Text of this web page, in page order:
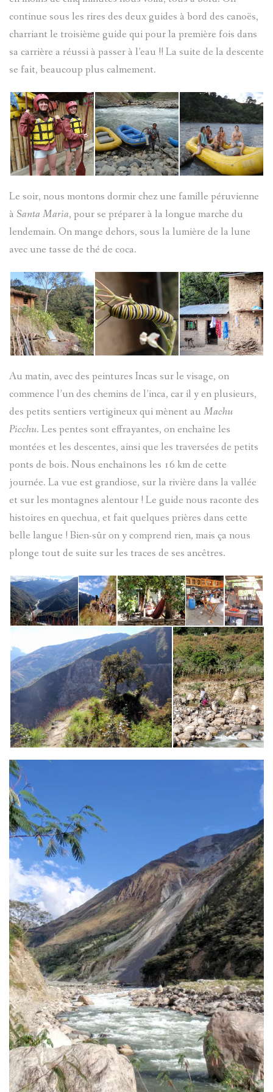
continue sous les rires des deux guides à bord des canoës,
charriant le troisième guide qui pour la première fois dans
sa carrière a réussi à passer à l’eau !! La suite de la descente
se fait, beaucoup plus calmement.
Le soir, nous montons dormir chez une famille péruvienne
à Santa Maria, pour se préparer à la longue marche du
lendemain. On mange dehors, sous la lumière de la lune
avec une tasse de thé de coca.
Au matin, avec des peintures Incas sur le visage, on
commence l’un des chemins de l’inca, car il y en plusieurs,
des petits sentiers vertigineux qui mènent au Machu
Picchu. Les pentes sont effrayantes, on enchaîne les
montées et les descentes, ainsi que les traversées de petits
ponts de bois. Nous enchaînons les 16 km de cette
journée. La vue est grandiose, sur la rivière dans la vallée
et sur les montagnes alentour ! Le guide nous raconte des
histoires en quechua, et fait quelques prières dans cette
belle langue ! Bien-sûr on y comprend rien, mais ça nous
plonge tout de suite sur les traces de ses ancêtres.